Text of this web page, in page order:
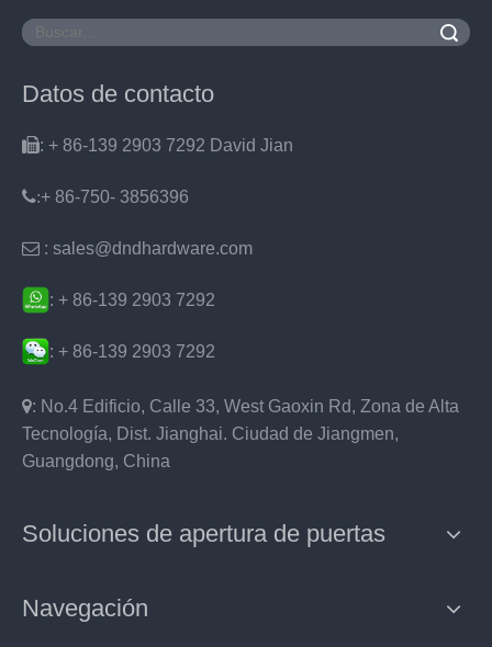
Datos de contacto
: + 86-139 2903 7292 David Jian
:+ 86-750- 3856396
 : sales@dndhardware.com
: + 86-139 2903 7292
: + 86-139 2903 7292
: No.4 Edificio, Calle 33, West Gaoxin Rd, Zona de Alta
Tecnología, Dist. Jianghai. Ciudad de Jiangmen,
Guangdong, China
Soluciones de apertura de puertas
Navegación